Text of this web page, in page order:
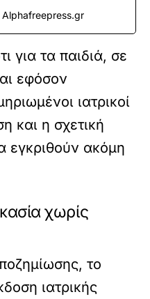
Alphafreepress.gr
για τα παιδιά, σε
εφόσον
ιατρικοί
και η σχετική
εγκριθούν ακόμη
χωρίς
το
ιατρικής